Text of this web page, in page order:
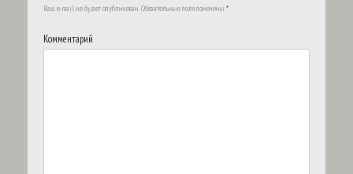
Ваш e-mail не будет опубликован.Обязательные поля помечены *
Комментарий